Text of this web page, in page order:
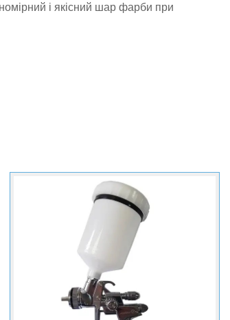
і якісний шар фарби при
налаштувати об'єм подачі, ширину